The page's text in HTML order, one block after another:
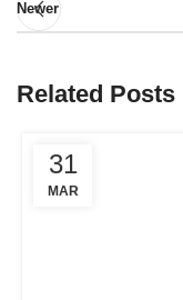
Newer
Related Posts
31
MAR